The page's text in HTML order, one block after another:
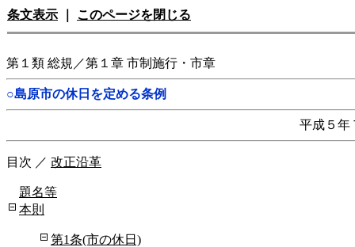
条文表示 このページを閉じる
第１類 総規／第１章 市制施行・市章
○島原市の休日を定める条例
平成５年
目次 ／ 改正沿革
題名等
本則
第1条(市の休日)